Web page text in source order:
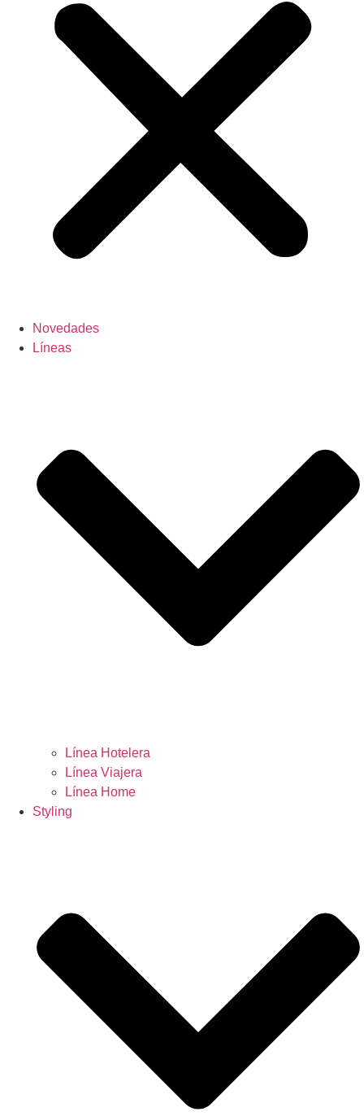
Novedades
Líneas
Línea Hotelera
Línea Viajera
Línea Home
Styling